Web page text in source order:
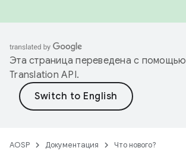
Эта страница переведена с помощью
Translation API.
AOSP Документация Что нового?